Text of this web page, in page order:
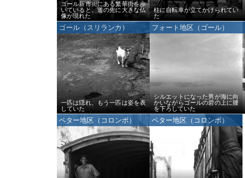
ゴール新市街にある繁華街を歩
いていると、道の先に大きな仏
像が現れた
柱に自転車が立てかけられてい
た
ゴール（スリランカ）
一匹は隠れ、もう一匹は姿を表
していた
フォート地区（ゴール）
シルエットになった男が海に向
かいながらゴールの砦の上に腰
を下ろしていた
ペター地区（コロンボ） ペター地区（コロンボ）